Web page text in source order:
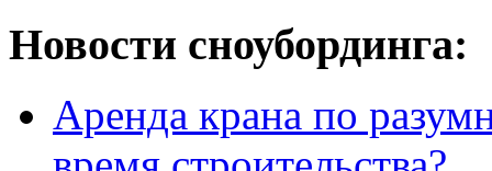
Новости сноубординга:
Аренда крана по